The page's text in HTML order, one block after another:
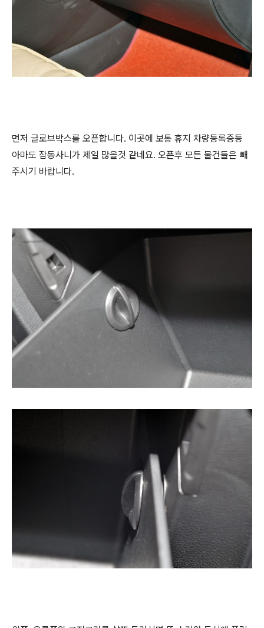
먼저 글로브박스를 오픈합니다. 이곳에 보통 휴지 차량등록증등
아마도 잡동사니가 제일 많을것 같네요. 오픈후 모든 물건들은 빼
주시기 바랍니다.